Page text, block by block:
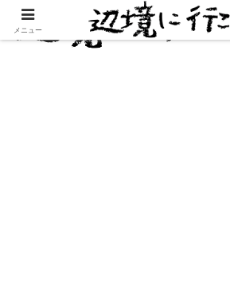
メニュー